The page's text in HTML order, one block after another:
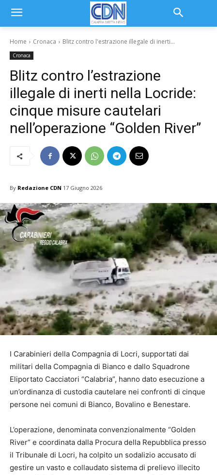
Home Cronaca Blitz contro l'estrazione illegale di inerti...
Cronaca
Blitz contro l’estrazione
illegale di inerti nella Locride:
cinque misure cautelari
nell’operazione “Golden River”
By Redazione CDN 17 Giugno 2026
I Carabinieri della Compagnia di Locri, supportati dai
militari della Compagnia di Bianco e dallo Squadrone
Eliportato Cacciatori “Calabria”, hanno dato esecuzione a
un’ordinanza di custodia cautelare nei confronti di cinque
persone nei comuni di Bianco, Bovalino e Benestare.
L’operazione, denominata convenzionalmente “Golden
River” e coordinata dalla Procura della Repubblica presso
il Tribunale di Locri, ha colpito un sodalizio accusato di
gestire un vasto e collaudato sistema di prelievo illecito